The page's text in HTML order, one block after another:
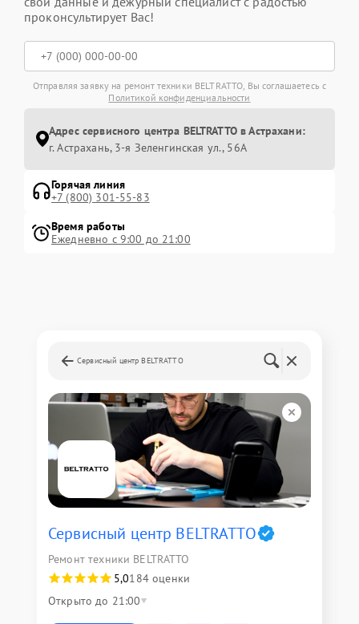
проконсультирует Вас!
Отправляя заявку на ремонт техники BELTRATTO, Вы соглашаетесь с
Политикой конфиденциальности
Адрес сервисного центра BELTRATTO в Астрахани:
г. Астрахань, 3-я Зеленгинская ул., 56А
Горячая линия
+7 (800) 301-55-83
Время работы
Ежедневно с 9:00 до 21:00
Сервисный центр BELTRATTO
Сервисный центр BELTRATTO
Ремонт техники BELTRATTO
5,0184 оценки
Открыто до 21:00